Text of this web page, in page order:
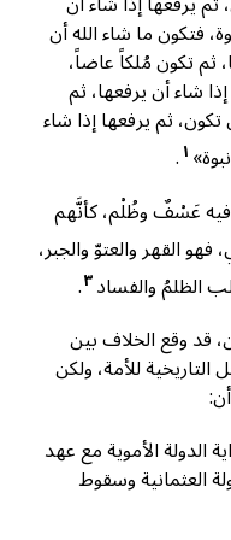
فتكون ما شاء الله أن
ثم تكون مُلكاً عاضاً،
شاء أن يرفعها، ثم
ثم يرفعها إذا شاء
١.
عَسْفٌ وظُلْم، كأنَّهم
فهو القهر والعتوّ والجبر،
الظلمُ والفساد٣.
قد وقع الخلاف بين
للأمة، ولكن
الأموية مع عهد
العثمانية وسقوط